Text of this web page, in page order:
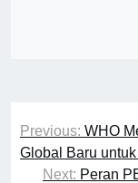
Post
Previous: WHO
Global Baru
Next: Peran